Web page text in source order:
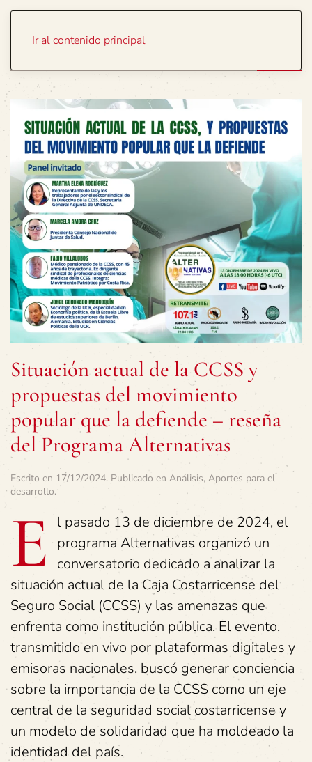
Ir al contenido principal
Situación actual de la CCSS y
propuestas del movimiento
popular que la defiende – reseña
del Programa Alternativas
Escrito en 17/12/2024. Publicado en Análisis, Aportes para el
desarrollo.
E
l pasado 13 de diciembre de 2024, el
programa Alternativas organizó un
conversatorio dedicado a analizar la
situación actual de la Caja Costarricense del
Seguro Social (CCSS) y las amenazas que
enfrenta como institución pública. El evento,
transmitido en vivo por plataformas digitales y
emisoras nacionales, buscó generar conciencia
sobre la importancia de la CCSS como un eje
central de la seguridad social costarricense y
un modelo de solidaridad que ha moldeado la
identidad del país.